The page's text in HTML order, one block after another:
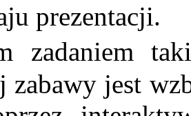
prezentacji.
zadaniem
zabawy jest